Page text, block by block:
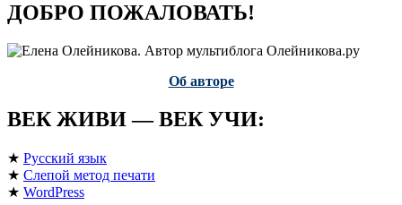
ДОБРО ПОЖАЛОВАТЬ!
Об авторе
ВЕК ЖИВИ — ВЕК УЧИ:
★ Русский язык
★ Слепой метод печати
★ WordPress